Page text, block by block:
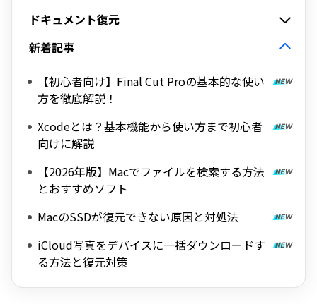
ドキュメント復元
新着記事
【初心者向け】Final Cut Proの基本的な使い
方を徹底解説！
Xcodeとは？基本機能から使い方まで初心者
向けに解説
【2026年版】Macでファイルを検索する方法
とおすすめソフト
MacのSSDが復元できない原因と対処法
iCloud写真をデバイスに一括ダウンロードす
る方法と復元対策